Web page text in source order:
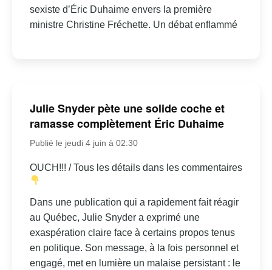
sexiste d’Éric Duhaime envers la première
ministre Christine Fréchette. Un débat enflammé
Julie Snyder pète une solide coche et
ramasse complètement Éric Duhaime
Publié le jeudi 4 juin à 02:30
OUCH!!! / Tous les détails dans les commentaires
Dans une publication qui a rapidement fait réagir
au Québec, Julie Snyder a exprimé une
exaspération claire face à certains propos tenus
en politique. Son message, à la fois personnel et
engagé, met en lumière un malaise persistant : le